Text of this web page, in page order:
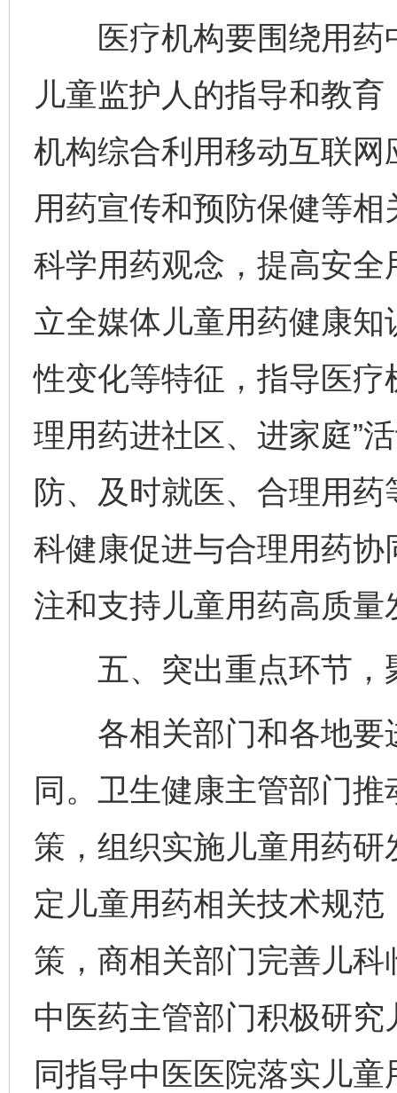
医疗机构要围绕用药
儿童监护人的指导和教
机构综合利用移动互联
用药宣传和预防保健等
科学用药观念，提高安
立全媒体儿童用药健康
性变化等特征，指导医疗
理用药进社区、进家庭”
防、及时就医、合理用
科健康促进与合理用药
注和支持儿童用药高质量
五、突出重点环节，
各相关部门和各地要
同。卫生健康主管部门
策，组织实施儿童用药
定儿童用药相关技术规
策，商相关部门完善儿
中医药主管部门积极研
同指导中医医院落实儿